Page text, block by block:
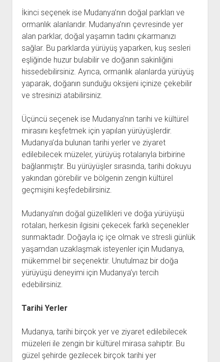
İkinci seçenek ise Mudanya’nın doğal parkları ve
ormanlık alanlarıdır. Mudanya’nın çevresinde yer
alan parklar, doğal yaşamın tadını çıkarmanızı
sağlar. Bu parklarda yürüyüş yaparken, kuş sesleri
eşliğinde huzur bulabilir ve doğanın sakinliğini
hissedebilirsiniz. Ayrıca, ormanlık alanlarda yürüyüş
yaparak, doğanın sunduğu oksijeni içinize çekebilir
ve stresinizi atabilirsiniz.
Üçüncü seçenek ise Mudanya’nın tarihi ve kültürel
mirasını keşfetmek için yapılan yürüyüşlerdir.
Mudanya’da bulunan tarihi yerler ve ziyaret
edilebilecek müzeler, yürüyüş rotalarıyla birbirine
bağlanmıştır. Bu yürüyüşler sırasında, tarihi dokuyu
yakından görebilir ve bölgenin zengin kültürel
geçmişini keşfedebilirsiniz.
Mudanya’nın doğal güzellikleri ve doğa yürüyüşü
rotaları, herkesin ilgisini çekecek farklı seçenekler
sunmaktadır. Doğayla iç içe olmak ve stresli günlük
yaşamdan uzaklaşmak isteyenler için Mudanya,
mükemmel bir seçenektir. Unutulmaz bir doğa
yürüyüşü deneyimi için Mudanya’yı tercih
edebilirsiniz.
Tarihi Yerler
Mudanya, tarihi birçok yer ve ziyaret edilebilecek
müzeleri ile zengin bir kültürel mirasa sahiptir. Bu
güzel şehirde gezilecek birçok tarihi yer